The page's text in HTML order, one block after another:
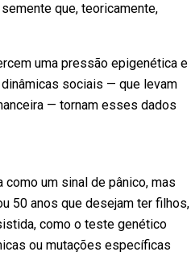
que, teoricamente,
uma pressão epigenética e
sociais — que levam
— tornam esses dados
um sinal de pânico, mas
50 anos que desejam ter filhos,
como o teste genético
ou mutações específicas